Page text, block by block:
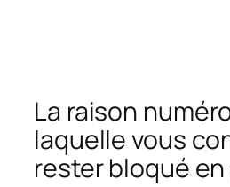
La raison
laquelle vous
rester bloqué